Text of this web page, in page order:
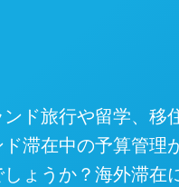
ド旅行や留学、移
滞在中の予算管理
ょうか？海外滞在